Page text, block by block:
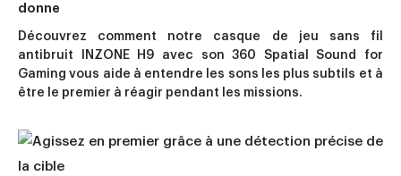
donne
Découvrez comment notre casque de jeu sans fil
antibruit INZONE H9 avec son 360 Spatial Sound for
Gaming vous aide à entendre les sons les plus subtils et à
être le premier à réagir pendant les missions.